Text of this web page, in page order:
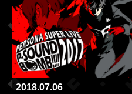
2018.07.06